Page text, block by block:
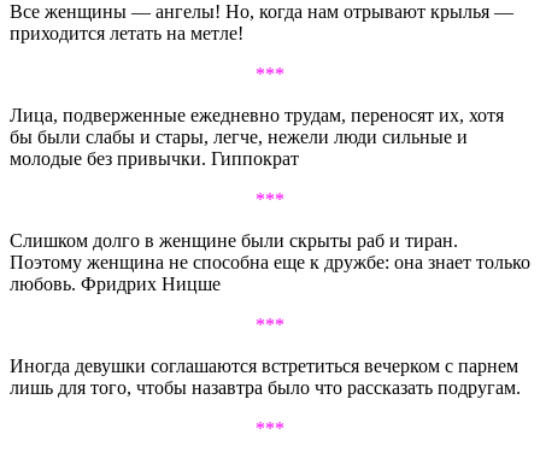
Все женщины — ангелы! Но, когда нам отрывают крылья —
приходится летать на метле!
***
Лица, подверженные ежедневно трудам, переносят их, хотя
бы были слабы и стары, легче, нежели люди сильные и
молодые без привычки. Гиппократ
***
Слишком долго в женщине были скрыты раб и тиран.
Поэтому женщина не способна еще к дружбе: она знает только
любовь. Фридрих Ницше
***
Иногда девушки соглашаются встретиться вечерком с парнем
лишь для того, чтобы назавтра было что рассказать подругам.
***